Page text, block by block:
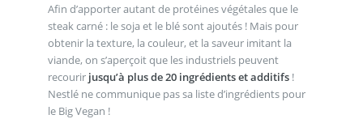
Afin d’apporter autant de protéines végétales que le
steak carné : le soja et le blé sont ajoutés ! Mais pour
obtenir la texture, la couleur, et la saveur imitant la
viande, on s’aperçoit que les industriels peuvent
recourir jusqu’à plus de 20 ingrédients et additifs!
Nestlé ne communique pas sa liste d’ingrédients pour
le Big Vegan !